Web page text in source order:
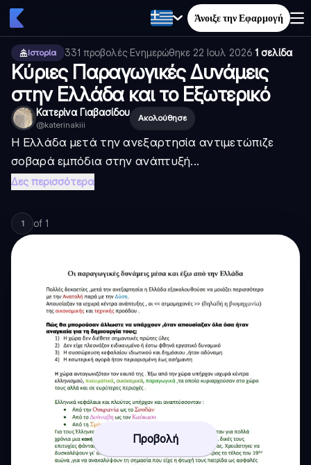
Άνοιξε την Εφαρμογή
Ιστορία 331 προβολές·Ενημερώθηκε 22 Ιουλ 2026·1 σελίδα
Κύριες Παραγωγικές Δυνάμεις
στην Ελλάδα και το Εξωτερικό
Κατερίνα Γιαβασίδου
@katerinakiii
Ακολούθησε
Η Ελλάδα μετά την ανεξαρτησία αντιμετώπιζε
σοβαρά εμπόδια στην ανάπτυξή...
Δες περισσότερα
1 of 1
Προβολή